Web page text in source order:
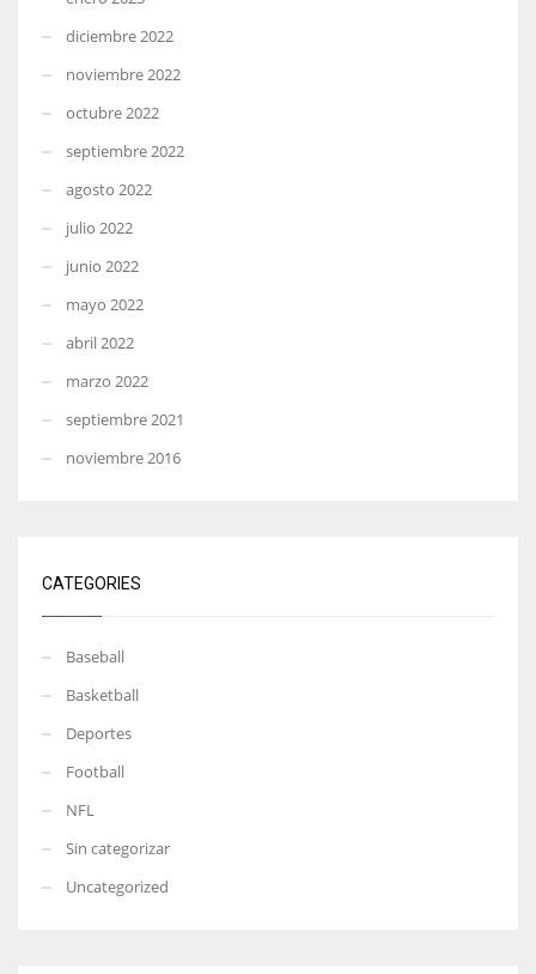
diciembre 2022
noviembre 2022
octubre 2022
septiembre 2022
agosto 2022
julio 2022
junio 2022
mayo 2022
abril 2022
marzo 2022
septiembre 2021
noviembre 2016
CATEGORIES
Baseball
Basketball
Deportes
Football
NFL
Sin categorizar
Uncategorized